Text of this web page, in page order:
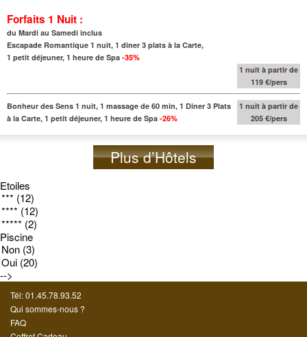
Forfaits 1 Nuit :
du Mardi au Samedi inclus
Escapade Romantique 1 nuit, 1 diner 3 plats à la Carte,
1 petit déjeuner, 1 heure de Spa -35%
1 nuit à partir de
119 €/pers
Bonheur des Sens 1 nuit, 1 massage de 60 min, 1 Diner 3 Plats
à la Carte, 1 petit déjeuner, 1 heure de Spa -26%
1 nuit à partir de
205 €/pers
Plus d’Hôtels
Etoiles
Piscine
-->
Tél: 01.45.78.93.52
Qui sommes-nous ?
FAQ